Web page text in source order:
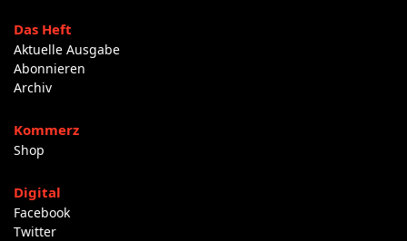
Das Heft
Aktuelle Ausgabe
Abonnieren
Archiv
Kommerz
Shop
Digital
Facebook
Twitter